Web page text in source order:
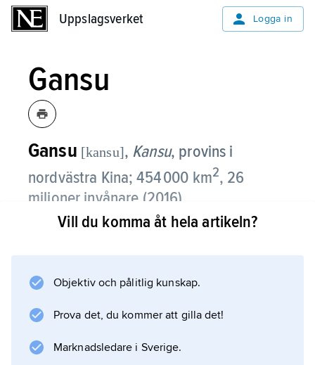
Uppslagsverket Logga in
Gansu
Gansu [kansu], Kansu, provins i
nordvästra Kina; 454 000 km2, 26
miljoner invånare (2016).
Gansus nordvästra del utgörs av en
Provinsen är sedan många århundraden en
passage mellan Centralasien och det
tättbefolkade östra Kina; Sidenvägen
passerade förbi här.
Vill du komma åt hela artikeln?
Objektiv och pålitlig kunskap.
Prova det, du kommer att gilla det!
Marknadsledare i Sverige.